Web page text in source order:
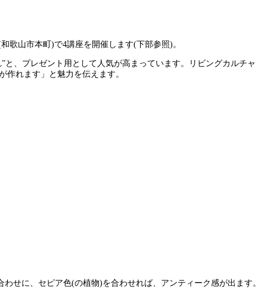
歌山市本町)で4講座を開催します(下部参照)。
、プレゼント用として人気が高まっています。リビングカルチャ
作れます」と魅力を伝えます。
せに、セピア色(の植物)を合わせれば、アンティーク感が出ます。